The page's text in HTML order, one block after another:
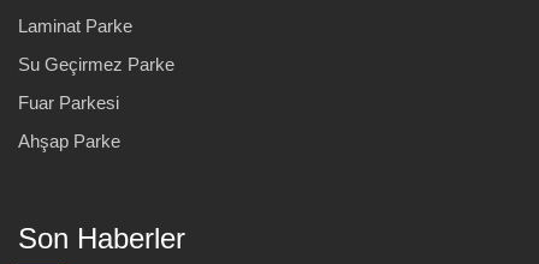
Laminat Parke
Su Geçirmez Parke
Fuar Parkesi
Ahşap Parke
Son Haberler